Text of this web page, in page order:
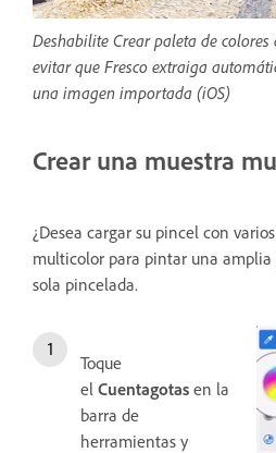
Deshabilite Crear paleta de
evitar que Fresco extraiga
una imagen importada (iOS)
Crear una muestra
¿Desea cargar su pincel con
multicolor para pintar una amplia
sola pincelada.
Toque
el Cuentagotas en la
barra de
herramientas y